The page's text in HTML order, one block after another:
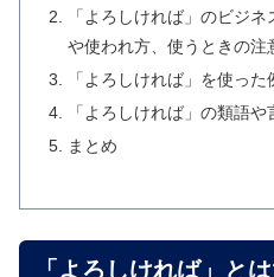
「よろしければ」のビジ
や使われ方、使うときの注
「よろしければ」を使った
「よろしければ」の類語や
まとめ
「よろしければ」と